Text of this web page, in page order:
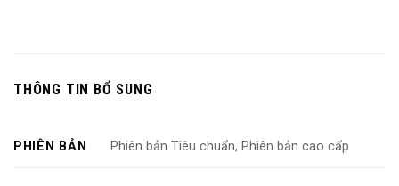
THÔNG TIN BỔ SUNG
PHIÊN BẢN Phiên bản Tiêu chuẩn, Phiên bản cao cấp